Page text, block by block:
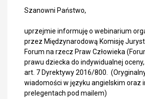
Szanowni Państwo,
uprzejmie informuję o webinarium
przez Międzynarodową Komisję
Forum na rzecz Praw Człowieka
prawu dziecka do indywidualnej
art. 7 Dyrektywy 2016/800.
wiadomości w języku angielskim oraz
prelegentach pod mailem)